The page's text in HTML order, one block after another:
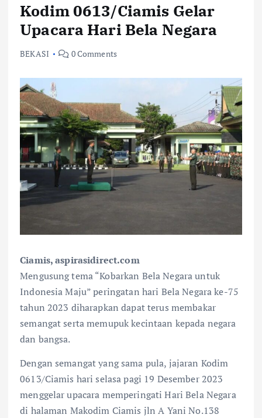
Kodim 0613/Ciamis Gelar
Upacara Hari Bela Negara
BEKASI 0 Comments
Ciamis, aspirasidirect.com
Mengusung tema “Kobarkan Bela Negara untuk
Indonesia Maju” peringatan hari Bela Negara ke-75
tahun 2023 diharapkan dapat terus membakar
semangat serta memupuk kecintaan kepada negara
dan bangsa.
Dengan semangat yang sama pula, jajaran Kodim
0613/Ciamis hari selasa pagi 19 Desember 2023
menggelar upacara memperingati Hari Bela Negara
di halaman Makodim Ciamis jln A Yani No.138